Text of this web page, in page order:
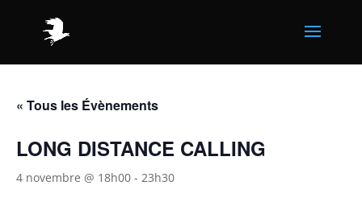
« Tous les Évènements
LONG DISTANCE CALLING
4 novembre @ 18h00 - 23h30